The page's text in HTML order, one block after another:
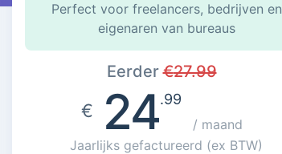
Perfect voor freelancers, bedrijven en
eigenaren van bureaus
Eerder€27.99
€24.99
/ maand
Jaarlijks gefactureerd (ex BTW)